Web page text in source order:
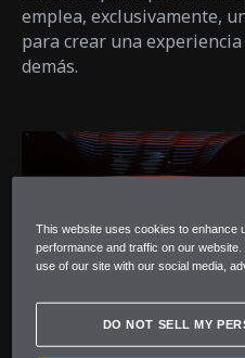
emplea, exclusivamente,
para crear una
demás.
This website uses cookies to enhance
performance and traffic on our
use of our site with our social media,
DO NOT SELL MY